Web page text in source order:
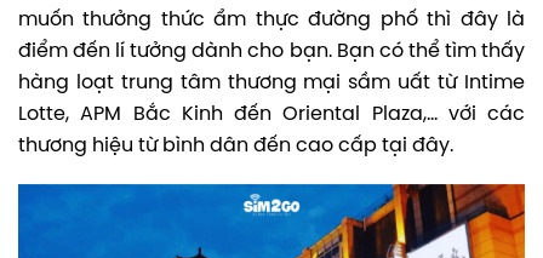
muốn thưởng thức ẩm thực đường phố thì đây là
điểm đến lí tưởng dành cho bạn. Bạn có thể tìm thấy
hàng loạt trung tâm thương mại sầm uất từ Intime
Lotte, APM Bắc Kinh đến Oriental Plaza,… với các
thương hiệu từ bình dân đến cao cấp tại đây.